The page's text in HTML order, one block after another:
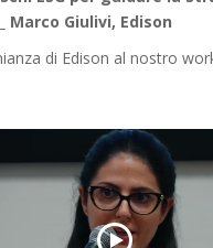
Marco Giulivi, Edison
di Edison al nostro